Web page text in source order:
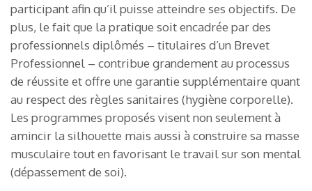
participant afin qu’il puisse atteindre ses objectifs. De
plus, le fait que la pratique soit encadrée par des
professionnels diplômés – titulaires d’un Brevet
Professionnel – contribue grandement au processus
de réussite et offre une garantie supplémentaire quant
au respect des règles sanitaires (hygiène corporelle).
Les programmes proposés visent non seulement à
amincir la silhouette mais aussi à construire sa masse
musculaire tout en favorisant le travail sur son mental
(dépassement de soi).